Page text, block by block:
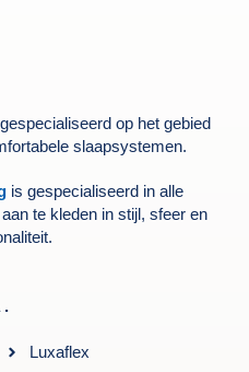
op het gebied
slaapsystemen.
is gespecialiseerd in alle
te kleden in stijl, sfeer en
Luxaflex